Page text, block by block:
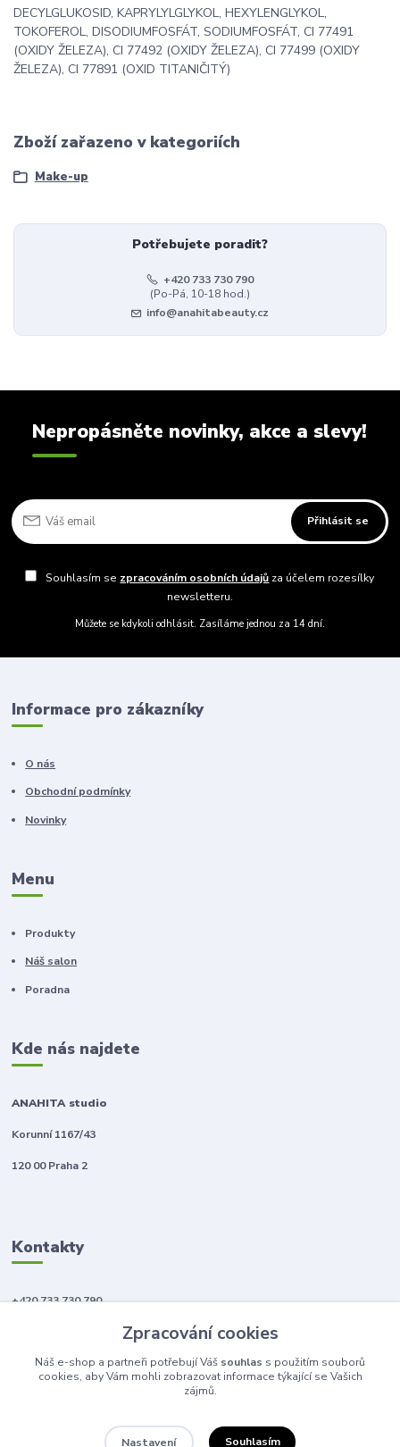
DECYLGLUKOSID, KAPRYLYLGLYKOL, HEXYLENGLYKOL,
TOKOFEROL, DISODIUMFOSFÁT, SODIUMFOSFÁT, CI 77491
(OXIDY ŽELEZA), CI 77492 (OXIDY ŽELEZA), CI 77499 (OXIDY
ŽELEZA), CI 77891 (OXID TITANIČITÝ)
Zboží zařazeno v kategoriích
Make-up
Potřebujete poradit?
+420 733 730 790
(Po-Pá, 10-18 hod.)
info@anahitabeauty.cz
Nepropásněte novinky, akce a slevy!
Přihlásit se
Souhlasím se zpracováním osobních údajů za účelem rozesílky
newsletteru.
Můžete se kdykoli odhlásit. Zasíláme jednou za 14 dní.
Informace pro zákazníky
O nás
Obchodní podmínky
Novinky
Menu
Produkty
Náš salon
Poradna
Kde nás najdete
ANAHITA studio
Korunní 1167/43
120 00 Praha 2
Kontakty
+420 733 730 790
Zpracování cookies
Náš e-shop a partneři potřebují Váš souhlas s použitím souborů
cookies, aby Vám mohli zobrazovat informace týkající se Vašich
zájmů.
Nastavení Souhlasím